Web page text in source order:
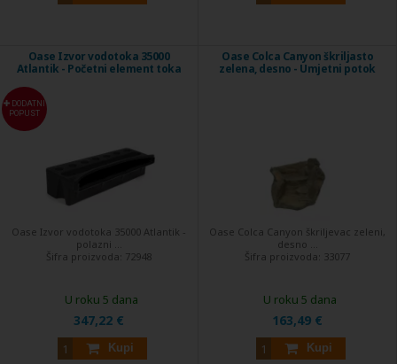
Oase Izvor vodotoka 35000
Atlantik - Početni element toka
DODATNI
POPUST
Oase Izvor vodotoka 35000 Atlantik -
polazni ...
Šifra proizvoda: 72948
347,22 €
Kupi
U roku 5 dana
Oase Colca Canyon škriljasto
zelena, desno - Umjetni potok
Oase Colca Canyon škriljevac zeleni,
desno ...
Šifra proizvoda: 33077
163,49 €
Kupi
U roku 5 dana